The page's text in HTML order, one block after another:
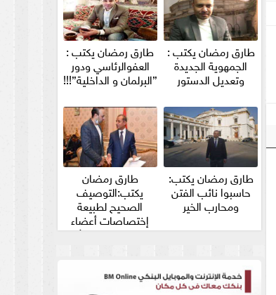
طارق رمضان يكتب :
الجمهوية الجديدة
وتعديل الدستور
طارق رمضان يكتب :
العفوالرئاسي ودور
”البرلمان و الداخلية”!!!
طارق رمضان يكتب:
حاسبوا نائب الفتن
ومحارب الخير
طارق رمضان
يكتب:التوصيف
الصحيح لطبيعة
إختصاصات أعضاء
مجلس الشيوخ والأمين